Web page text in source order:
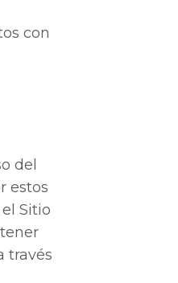
con
del
estos
Sitio
través